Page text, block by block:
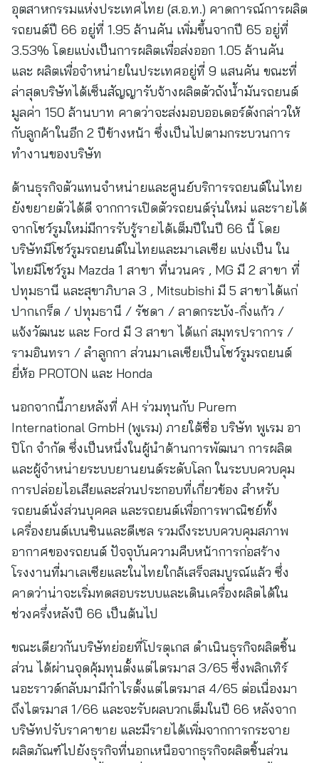
อุตสาหกรรมแห่งประเทศไทย (ส.อ.ท.) คาดการณ์การผลิต
รถยนต์ปี 66 อยู่ที่ 1.95 ล้านคัน เพิ่มขึ้นจากปี 65 อยู่ที่
3.53% โดยแบ่งเป็นการผลิตเพื่อส่งออก 1.05 ล้านคัน
และ ผลิตเพื่อจำหน่ายในประเทศอยู่ที่ 9 แสนคัน ขณะที่
ล่าสุดบริษัทได้เซ็นสัญญารับจ้างผลิตตัวถังน้ำมันรถยนต์
มูลค่า 150 ล้านบาท คาดว่าจะส่งมอบออเดอร์ดังกล่าวให้
กับลูกค้าในอีก 2 ปีข้างหน้า ซึ่งเป็นไปตามกระบวนการ
ทำงานของบริษัท
ด้านธุรกิจตัวแทนจำหน่ายและศูนย์บริการรถยนต์ในไทย
ยังขยายตัวได้ดี จากการเปิดตัวรถยนต์รุ่นใหม่ และรายได้
จากโชว์รูมใหม่มีการรับรู้รายได้เต็มปีในปี 66 นี้ โดย
บริษัทมีโชว์รูมรถยนต์ในไทยและมาเลเซีย แบ่งเป็น ใน
ไทยมีโชว์รูม Mazda 1 สาขา ที่นวนคร , MG มี 2 สาขา ที่
ปทุมธานี และสุขาภิบาล 3 , Mitsubishi มี 5 สาขาได้แก่
ปากเกร็ด / ปทุมธานี / รัชดา / ลาดกระบัง-กิ่งแก้ว /
แจ้งวัฒนะ และ Ford มี 3 สาขา ได้แก่ สมุทรปราการ /
รามอินทรา / ลำลูกกา ส่วนมาเลเซียเป็นโชว์รูมรถยนต์
ยี่ห้อ PROTON และ Honda
นอกจากนี้ภายหลังที่ AH ร่วมทุนกับ Purem
International GmbH (พูเรม) ภายใต้ชื่อ บริษัท พูเรม อา
ปิโก จำกัด ซึ่งเป็นหนึ่งในผู้นำด้านการพัฒนา การผลิต
และผู้จำหน่ายระบบยานยนต์ระดับโลก ในระบบควบคุม
การปล่อยไอเสียและส่วนประกอบที่เกี่ยวข้อง สำหรับ
รถยนต์นั่งส่วนบุคคล และรถยนต์เพื่อการพาณิชย์ทั้ง
เครื่องยนต์เบนซินและดีเซล รวมถึงระบบควบคุมสภาพ
อากาศของรถยนต์ ปัจจุบันความคืบหน้าการก่อสร้าง
โรงงานที่มาเลเซียและในไทยใกล้เสร็จสมบูรณ์แล้ว ซึ่ง
คาดว่าน่าจะเริ่มทดสอบระบบและเดินเครื่องผลิตได้ใน
ช่วงครึ่งหลังปี 66 เป็นต้นไป
ขณะเดียวกันบริษัทย่อยที่โปรตุเกส ดำเนินธุรกิจผลิตชิ้น
ส่วน ได้ผ่านจุดคุ้มทุนตั้งแต่ไตรมาส 3/65 ซึ่งพลิกเทิร์
นอะราวด์กลับมามีกำไรตั้งแต่ไตรมาส 4/65 ต่อเนื่องมา
ถึงไตรมาส 1/66 และจะรับผลบวกเต็มในปี 66 หลังจาก
บริษัทปรับราคาขาย และมีรายได้เพิ่มจากการกระจาย
ผลิตภัณฑ์ไปยังธุรกิจที่นอกเหนือจากธุรกิจผลิตชิ้นส่วน